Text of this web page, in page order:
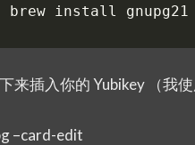
来插入你的 Yubikey （我
–card-edit